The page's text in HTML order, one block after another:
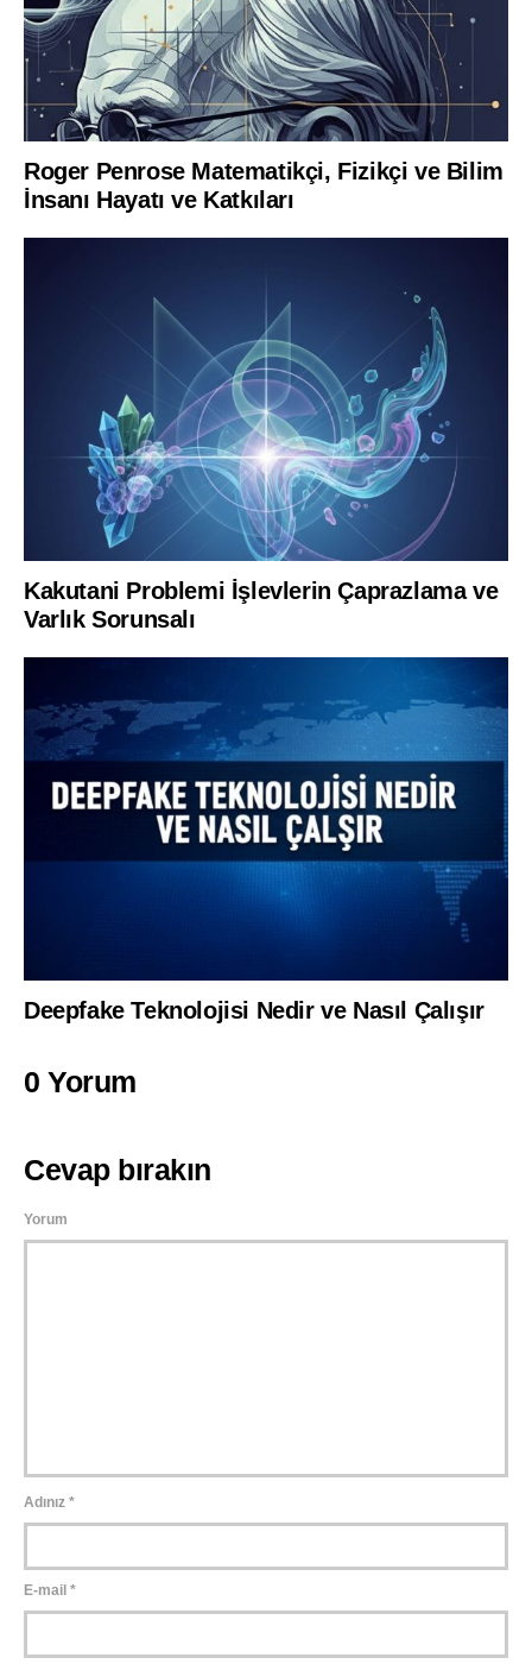
Roger Penrose Matematikçi, Fizikçi ve Bilim
İnsanı Hayatı ve Katkıları
Kakutani Problemi İşlevlerin Çaprazlama ve
Varlık Sorunsalı
Deepfake Teknolojisi Nedir ve Nasıl Çalışır
0 Yorum
Cevap bırakın
Yorum
Adınız *
E-mail *